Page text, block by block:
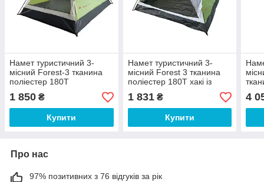
Намет туристичний 3-
місний Forest-3 тканина
поліестер 180Т
205х195х120 см (Time
EcoTM)
1 850 ₴
Купити
Намет туристичний 3-
місний Forest 3 тканина
поліестер 180Т хакі із
сірим 195*205*120 см
(Time EcoTM)
1 831₴
Купити
4
Про нас
97% позитивних з 76 відгуків за рік